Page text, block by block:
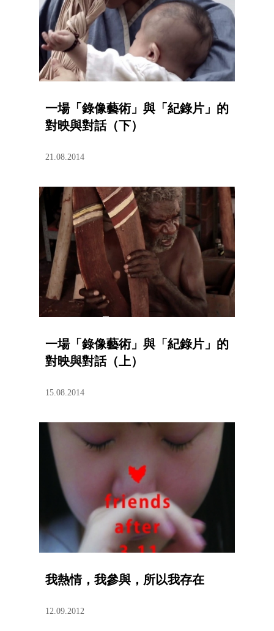
一場「錄像藝術」與「紀錄片」的
對映與對話（下）
21.08.2014
一場「錄像藝術」與「紀錄片」的
對映與對話（上）
15.08.2014
我熱情，我參與，所以我存在
12.09.2012